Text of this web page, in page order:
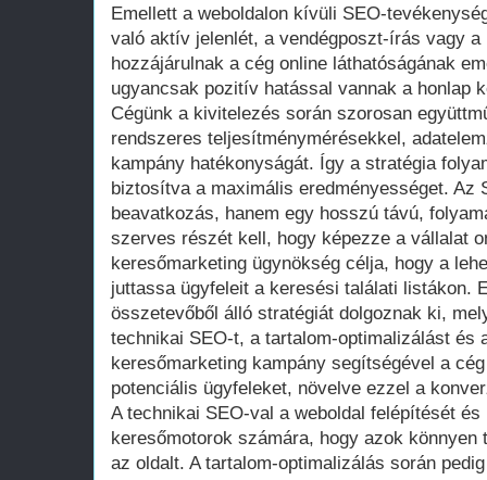
Emellett a weboldalon kívüli SEO-
való aktív jelenlét, a vendégposzt-írás vagy a
hozzájárulnak a cég online láthatóságának
ugyancsak pozitív hatással vannak a honlap
Cégünk a kivitelezés során szorosan
rendszeres teljesítménymérésekkel,
kampány hatékonyságát. Így a stratégia
biztosítva a maximális eredményességet. Az
beavatkozás, hanem egy hosszú távú,
szerves részét kell, hogy képezze a vállalat
keresőmarketing ügynökség célja, hogy a
juttassa ügyfeleit a keresési találati listákon.
összetevőből álló stratégiát dolgoznak ki,
technikai SEO-t, a tartalom-optimalizálást és
keresőmarketing kampány segítségével a
potenciális ügyfeleket, növelve ezzel a
A technikai SEO-val a weboldal felépítését
keresőmotorok számára, hogy azok könnyen
az oldalt. A tartalom-optimalizálás során